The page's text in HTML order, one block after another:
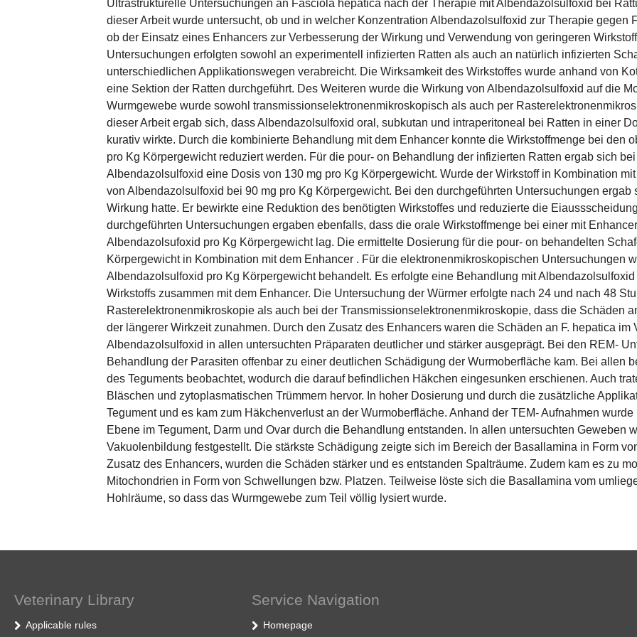
Ultrastrukturelle Untersuchungen an Fasciola hepatica nach der Therapie mit Albendazolsulfoxid bei
dieser Arbeit wurde untersucht, ob und in welcher Konzentration Albendazolsulfoxid zur Therapie gegen
ob der Einsatz eines Enhancers zur Verbesserung der Wirkung und Verwendung von geringeren
Untersuchungen erfolgten sowohl an experimentell infizierten Ratten als auch an natürlich infizierten
unterschiedlichen Applikationswegen verabreicht. Die Wirksamkeit des Wirkstoffes wurde anhand von
eine Sektion der Ratten durchgeführt. Des Weiteren wurde die Wirkung von Albendazolsulfoxid auf die
Wurmgewebe wurde sowohl transmissionselektronenmikroskopisch als auch per
dieser Arbeit ergab sich, dass Albendazolsulfoxid oral, subkutan und intraperitoneal bei Ratten in einer
kurativ wirkte. Durch die kombinierte Behandlung mit dem Enhancer konnte die Wirkstoffmenge bei den
pro Kg Körpergewicht reduziert werden. Für die pour- on Behandlung der infizierten Ratten ergab sich
Albendazolsulfoxid eine Dosis von 130 mg pro Kg Körpergewicht. Wurde der Wirkstoff in Kombination
von Albendazolsulfoxid bei 90 mg pro Kg Körpergewicht. Bei den durchgeführten Untersuchungen
Wirkung hatte. Er bewirkte eine Reduktion des benötigten Wirkstoffes und reduzierte die
durchgeführten Untersuchungen ergaben ebenfalls, dass die orale Wirkstoffmenge bei einer mit
Albendazolsufoxid pro Kg Körpergewicht lag. Die ermittelte Dosierung für die pour- on behandelten
Körpergewicht in Kombination mit dem Enhancer . Für die elektronenmikroskopischen Untersuchungen
Albendazolsulfoxid pro Kg Körpergewicht behandelt. Es erfolgte eine Behandlung mit
Wirkstoffs zusammen mit dem Enhancer. Die Untersuchung der Würmer erfolgte nach 24 und nach 48
Rasterelektronenmikroskopie als auch bei der Transmissionselektronenmikroskopie, dass die Schäden
der längerer Wirkzeit zunahmen. Durch den Zusatz des Enhancers waren die Schäden an F. hepatica
Albendazolsulfoxid in allen untersuchten Präparaten deutlicher und stärker ausgeprägt. Bei den REM-
Behandlung der Parasiten offenbar zu einer deutlichen Schädigung der Wurmoberfläche kam. Bei allen
des Teguments beobachtet, wodurch die darauf befindlichen Häkchen eingesunken erschienen. Auch
Bläschen und zytoplasmatischen Trümmern hervor. In hoher Dosierung und durch die zusätzliche
Tegument und es kam zum Häkchenverlust an der Wurmoberfläche. Anhand der TEM- Aufnahmen
Ebene im Tegument, Darm und Ovar durch die Behandlung entstanden. In allen untersuchten Geweben
Vakuolenbildung festgestellt. Die stärkste Schädigung zeigte sich im Bereich der Basallamina in Form
Zusatz des Enhancers, wurden die Schäden stärker und es entstanden Spalträume. Zudem kam es zu
Mitochondrien in Form von Schwellungen bzw. Platzen. Teilweise löste sich die Basallamina vom
Hohlräume, so dass das Wurmgewebe zum Teil völlig lysiert wurde.
Veterinary Library
Applicable rules
Service Navigation
Homepage